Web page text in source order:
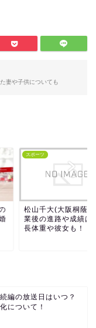
妻や子供についても
スポーツ
松山千大(大阪桐蔭)
業後の進路や成績は
長体重や彼女も！
編の放送日はいつ？
について！